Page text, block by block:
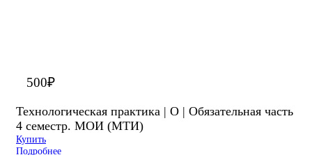
500₽
Технологическая практика | О | Обязательная часть
4 семестр. МОИ (МТИ)
Купить
Подробнее